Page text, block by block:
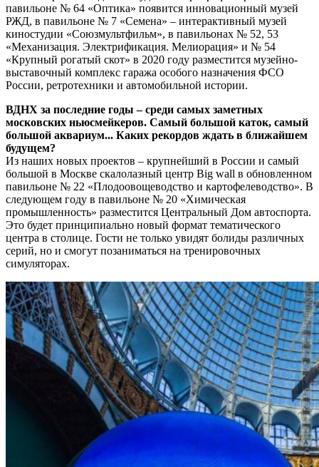
павильоне № 64 «Оптика» появится инновационный музей
РЖД, в павильоне № 7 «Семена» – интерактивный музей
киностудии «Союзмультфильм», в павильонах № 52, 53
«Механизация. Электрификация. Мелиорация» и № 54
«Крупный рогатый скот» в 2020 году разместится музейно-
выставочный комплекс гаража особого назначения ФСО
России, ретротехники и автомобильной истории.
ВДНХ за последние годы – среди самых заметных
московских ньюсмейкеров. Самый большой каток, самый
большой аквариум... Каких рекордов ждать в ближайшем
будущем?
Из наших новых проектов – крупнейший в России и самый
большой в Москве скалолазный центр Big wall в обновленном
павильоне № 22 «Плодоовощеводство и картофелеводство». В
следующем году в павильоне № 20 «Химическая
промышленность» разместится Центральный Дом автоспорта.
Это будет принципиально новый формат тематического
центра в столице. Гости не только увидят болиды различных
серий, но и смогут позаниматься на тренировочных
симуляторах.